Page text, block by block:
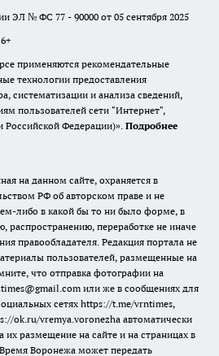
ЭЛ № ФС 77 - 90000 от 05 сентября 2025
применяются рекомендательные
технологии предоставления
систематизации и анализа сведений,
пользователей сети "Интернет",
Российской Федерации)». Подробнее
на данном сайте, охраняется в
РФ об авторском праве и не
либо в какой бы то ни было форме, в
распространению, переработке не иначе
правообладателя. Редакция портала не
пользователей, размещенные на
что отправка фотографии на
или же в сообщениях для
сетях https://t.me/vrntimes,
ok.ru/vremya.voronezha автоматически
их размещение на сайте и на страницах в
Воронежа может передать